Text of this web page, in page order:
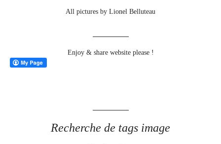
All pictures by Lionel Belluteau
Enjoy & share website please !
Recherche de tags image